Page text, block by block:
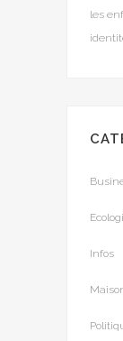
les
Infos